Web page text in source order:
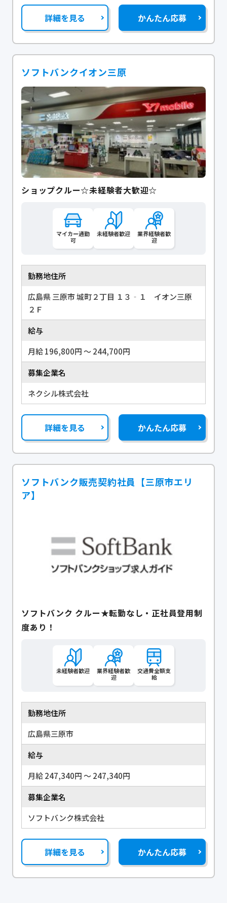
詳細を見る かんたん応募
ソフトバンクイオン三原
ショップクルー☆未経験者大歓迎☆
マイカー通勤
可
未経験者歓迎
業界経験者歓
迎
勤務地住所
広島県 三原市 城町２丁目 １３‐１ イオン三原
２Ｆ
給与
月給 196,800円 〜 244,700円
募集企業名
ネクシル株式会社
詳細を見る かんたん応募
ソフトバンク販売契約社員【三原市エリ
ア】
ソフトバンク クルー★転勤なし・正社員登用制
度あり！
未経験者歓迎
業界経験者歓
迎
交通費全額支
給
勤務地住所
広島県三原市
給与
月給 247,340円 〜 247,340円
募集企業名
ソフトバンク株式会社
詳細を見る かんたん応募